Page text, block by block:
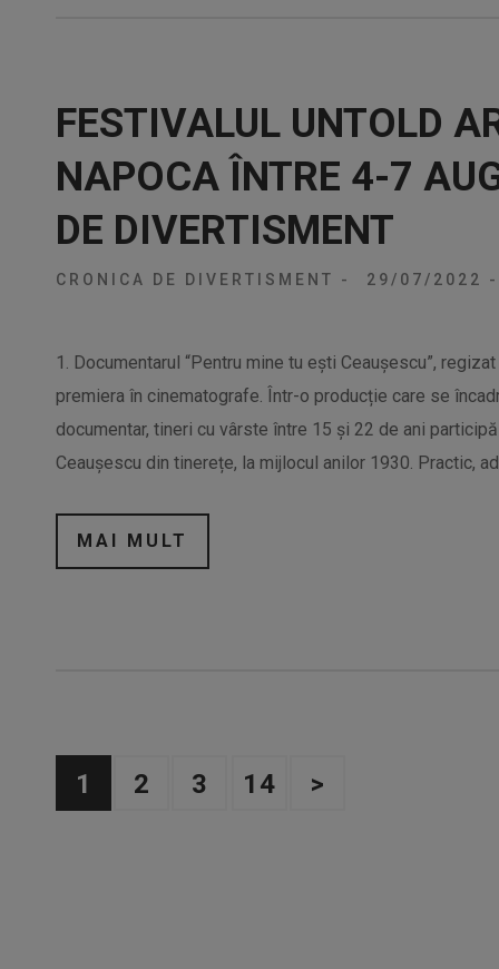
FESTIVALUL UNTOLD
NAPOCA ÎNTRE 4-7
DE DIVERTISMENT
CRONICA DE DIVERTISMENT - 29/07/2022 -
1. Documentarul “Pentru mine tu ești Ceaușescu”,
premiera în cinematografe. Într-o producție care se
documentar, tineri cu vârste între 15 și 22 de ani
Ceaușescu din tinerețe, la mijlocul anilor 1930. Practic,
MAI MULT
1 2 3 14 >